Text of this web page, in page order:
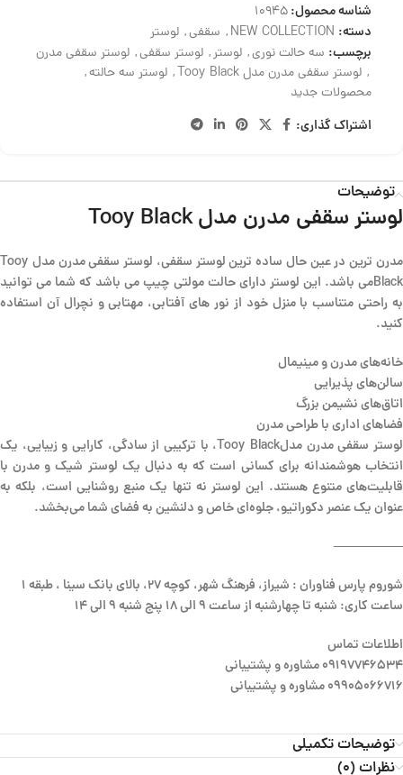
شناسه محصول:10945
دسته: NEW COLLECTION
, سقفی, لوستر
برچسب: سه حالت نوری, لوستر, لوستر سقفی, لوستر سقفی مدرن
, لوستر سقفی مدرن مدل Tooy Black , لوستر سه حالته,
محصولات جدید
اشتراک گذاری:
توضیحات
لوستر سقفی مدرن مدل Tooy Black
مدرن ترین در عین حال ساده ترین لوستر سقفی، لوستر سقفی مدرن مدل Tooy
Blackمی باشد. این لوستر دارای حالت مولتی چیپ می باشد که شما می توانید
به راحتی متناسب با منزل خود از نور های آفتابی، مهتابی و نچرال آن استفاده
کنید.
خانه‌های مدرن و مینیمال
سالن‌های پذیرایی
اتاق‌های نشیمن بزرگ
فضاهای اداری با طراحی مدرن
لوستر سقفی مدرن مدلTooy Black، با ترکیبی از سادگی، کارایی و زیبایی، یک
انتخاب هوشمندانه برای کسانی است که به دنبال یک لوستر شیک و مدرن با
قابلیت‌های متنوع هستند. این لوستر نه تنها یک منبع روشنایی است، بلکه به
عنوان یک عنصر دکوراتیو، جلوه‌ای خاص و دلنشین به فضای شما می‌بخشد.
—————–
شوروم پارس فناوران : شیراز، فرهنگ شهر، کوچه 27، بالای بانک سینا ، طبقه 1
ساعت کاری: شنبه تا چهارشنبه از ساعت 9 الی 18 پنج شنبه 9 الی 14
اطلاعات تماس
09197746534 مشاوره و پشتیبانی
09905066716 مشاوره و پشتیبانی
توضیحات تکمیلی
نظرات (0)